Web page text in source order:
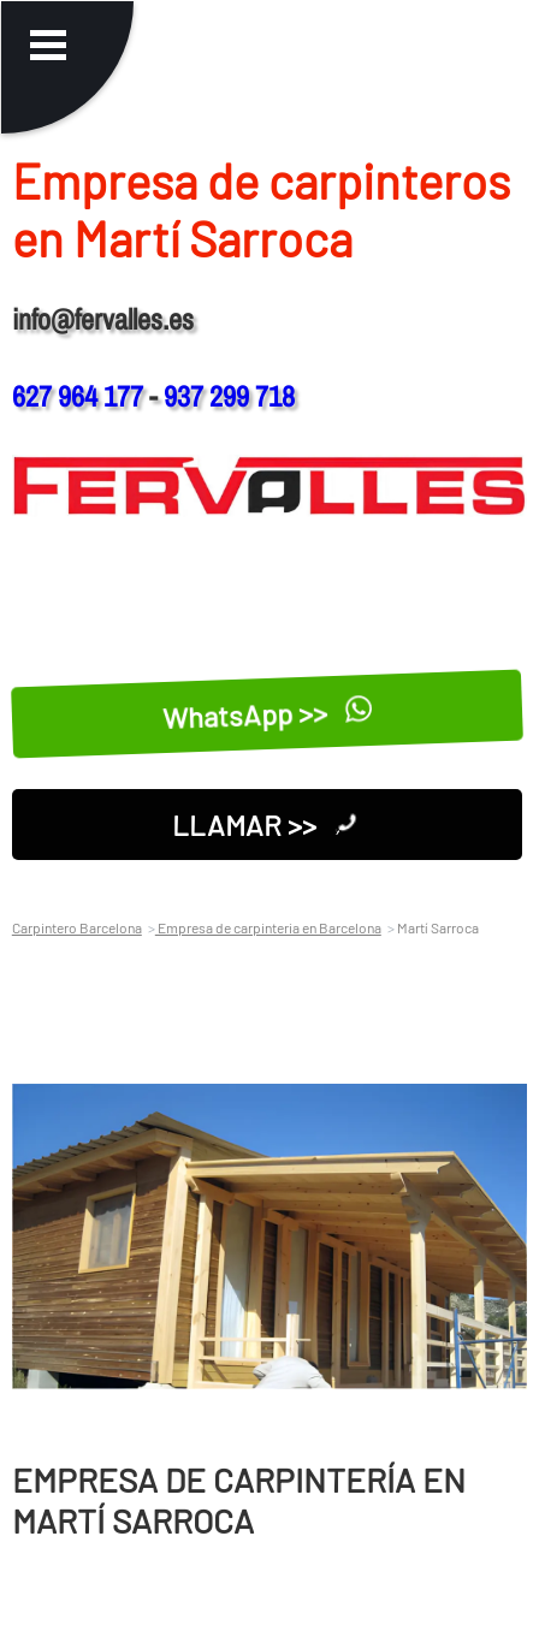
Empresa de carpinteros
en Martí Sarroca
info@fervalles.es
627 964 177-937 299 718
WhatsApp >>
LLAMAR >>
Carpintero Barcelona Empresa de carpinteria en Barcelona Martí Sarroca
EMPRESA DE CARPINTERÍ­A EN
MARTÍ SARROCA